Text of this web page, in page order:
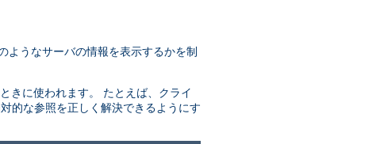
ようなサーバの情報を表示するかを制
きに使われます。 たとえば、クライ
的な参照を正しく解決できるようにす